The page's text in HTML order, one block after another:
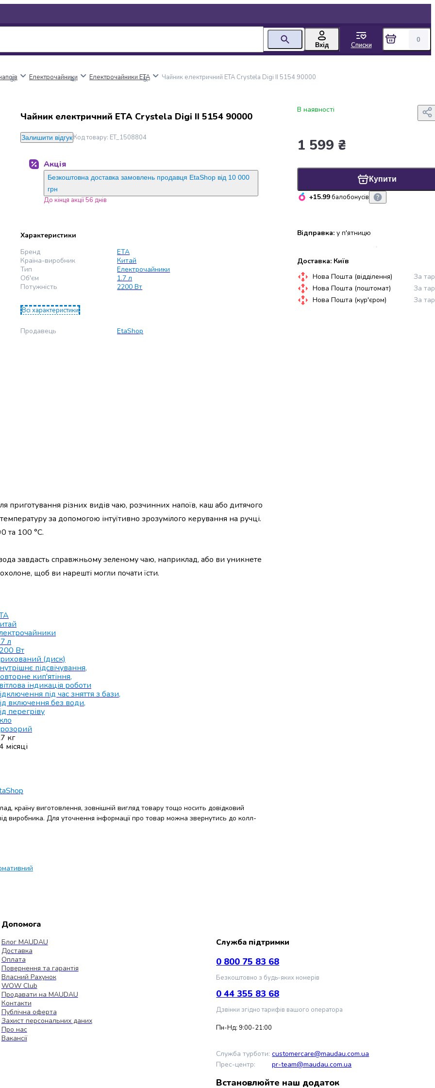
Вхід Списки
0
Електрочайники Електрочайники ETA Чайник електричний ETA Crystela Digi II 5154 90000
Чайник електричний ETA Crystela Digi II 5154 90000
Залишити відгукКод товару: ET_1508804
Акція
Безкоштовна доставка замовлень продавця EtaShop від 10 000
грн
До кінця акції 56 днів
Характеристики
Бренд
ETA
Країна-виробник
Китай
Тип
Електрочайники
Об'єм
1.7 л
Потужність
2200 Вт
Всі характеристики
Продавець EtaShop
приготування різних видів чаю, розчинних напоїв, каш або дитячого
за допомогою інтуїтивно зрозумілого керування на ручці.
та 100 °C.
завдасть справжньому зеленому чаю, наприклад, або ви уникнете
щоб ви нарешті могли почати їсти.
л
Вт
(диск)
підсвічування,
кип'ятіння,
індикація роботи
під час зняття з бази,
включення без води,
перегріву
кг
місяці
країну виготовлення, зовнішній вигляд товару тощо носить довідковий
виробника. Для уточнення інформації про товар можна звернутись до колл-
В наявності
1 599 ₴
Купити
+15.99балобонусів
Відправка: у п'ятницю
Доставка: Київ
Нова Пошта (відділення)
За
Нова Пошта (поштомат)
За
Нова Пошта (кур'єром)
За
Допомога
Блог MAUDAU
Доставка
Оплата
Повернення та гарантія
Власний Рахунок
WOW Club
Продавати на MAUDAU
Контакти
Публічна оферта
Захист персональних даних
Про нас
Вакансії
Служба підтримки
0 800 75 83 68
Безкоштовно з будь-яких номерів
0 44 355 83 68
Дзвінки згідно тарифів вашого оператора
Пн-Нд: 9:00-21:00
Служба турботи: customercare@maudau.com.ua
Прес-центр:
pr-team@maudau.com.ua
Встановлюйте наш додаток